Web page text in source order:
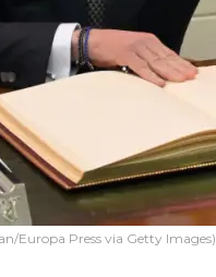
Europa Press via Getty Images)